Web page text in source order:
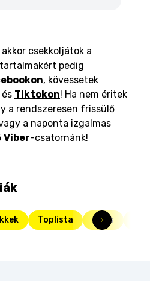
csekkoljátok a
pedig
, kövessetek
és Tiktokon! Ha nem éritek
a rendszeresen frissülő
a naponta izgalmas
Viber-csatornánk!
Toplista Friss